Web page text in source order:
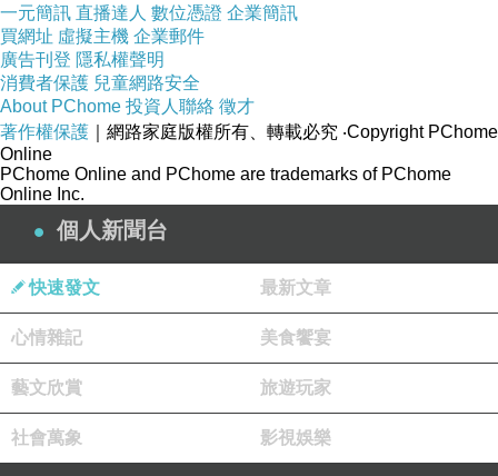
一元簡訊 直播達人 數位憑證 企業簡訊
買網址 虛擬主機 企業郵件
廣告刊登 隱私權聲明
消費者保護 兒童網路安全
About PChome 投資人聯絡 徵才
著作權保護 ｜網路家庭版權所有、轉載必究 ‧Copyright PChome
Online
PChome Online and PChome are trademarks of PChome
Online Inc.
個人新聞台
快速發文 最新文章
心情雜記 美食饗宴
藝文欣賞 旅遊玩家
社會萬象 影視娛樂